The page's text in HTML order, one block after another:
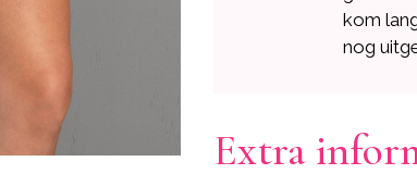
kom
nog
Extra